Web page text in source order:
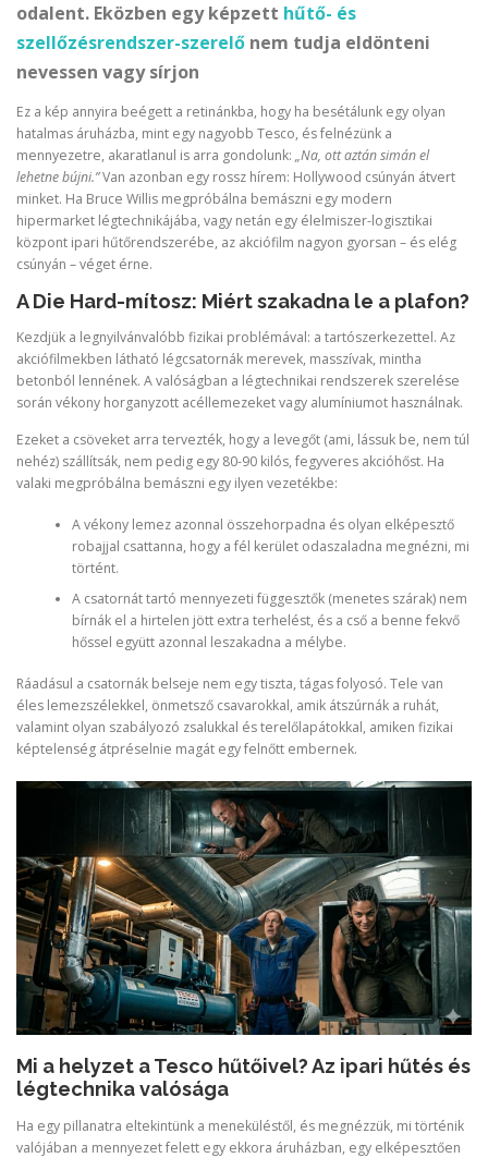
odalent. Eközben egy képzett hűtő- és
szellőzésrendszer-szerelő nem tudja eldönteni
nevessen vagy sírjon
Ez a kép annyira beégett a retinánkba, hogy ha besétálunk egy olyan
hatalmas áruházba, mint egy nagyobb Tesco, és felnézünk a
mennyezetre, akaratlanul is arra gondolunk: „Na, ott aztán simán el
lehetne bújni.”Van azonban egy rossz hírem: Hollywood csúnyán átvert
minket. Ha Bruce Willis megpróbálna bemászni egy modern
hipermarket légtechnikájába, vagy netán egy élelmiszer-logisztikai
központ ipari hűtőrendszerébe, az akciófilm nagyon gyorsan – és elég
csúnyán – véget érne.
A Die Hard-mítosz: Miért szakadna le a plafon?
Kezdjük a legnyilvánvalóbb fizikai problémával: a tartószerkezettel. Az
akciófilmekben látható légcsatornák merevek, masszívak, mintha
betonból lennének. A valóságban a légtechnikai rendszerek szerelése
során vékony horganyzott acéllemezeket vagy alumíniumot használnak.
Ezeket a csöveket arra tervezték, hogy a levegőt (ami, lássuk be, nem túl
nehéz) szállítsák, nem pedig egy 80-90 kilós, fegyveres akcióhőst. Ha
valaki megpróbálna bemászni egy ilyen vezetékbe:
A vékony lemez azonnal összehorpadna és olyan elképesztő
robajjal csattanna, hogy a fél kerület odaszaladna megnézni, mi
történt.
A csatornát tartó mennyezeti függesztők (menetes szárak) nem
bírnák el a hirtelen jött extra terhelést, és a cső a benne fekvő
hőssel együtt azonnal leszakadna a mélybe.
Ráadásul a csatornák belseje nem egy tiszta, tágas folyosó. Tele van
éles lemezszélekkel, önmetsző csavarokkal, amik átszúrnák a ruhát,
valamint olyan szabályozó zsalukkal és terelőlapátokkal, amiken fizikai
képtelenség átpréselnie magát egy felnőtt embernek.
Mi a helyzet a Tesco hűtőivel? Az ipari hűtés és
légtechnika valósága
Ha egy pillanatra eltekintünk a meneküléstől, és megnézzük, mi történik
valójában a mennyezet felett egy ekkora áruházban, egy elképesztően